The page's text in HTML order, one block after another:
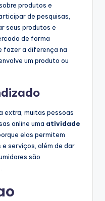
produtos e
de pesquisas,
seus produtos e
de forma
fazer a diferença na
um produto ou
extra, muitas pessoas
online uma atividade
elas permitem
serviços, além de dar
são